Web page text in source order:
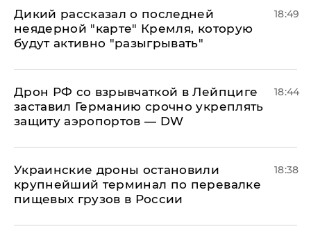
Дикий рассказал о последней
неядерной "карте" Кремля, которую
будут активно "разыгрывать"
18:49
​Дрон РФ со взрывчаткой в Лейпциге
заставил Германию срочно укреплять
защиту аэропортов — DW
18:44
Украинские дроны остановили
крупнейший терминал по перевалке
пищевых грузов в России
18:38